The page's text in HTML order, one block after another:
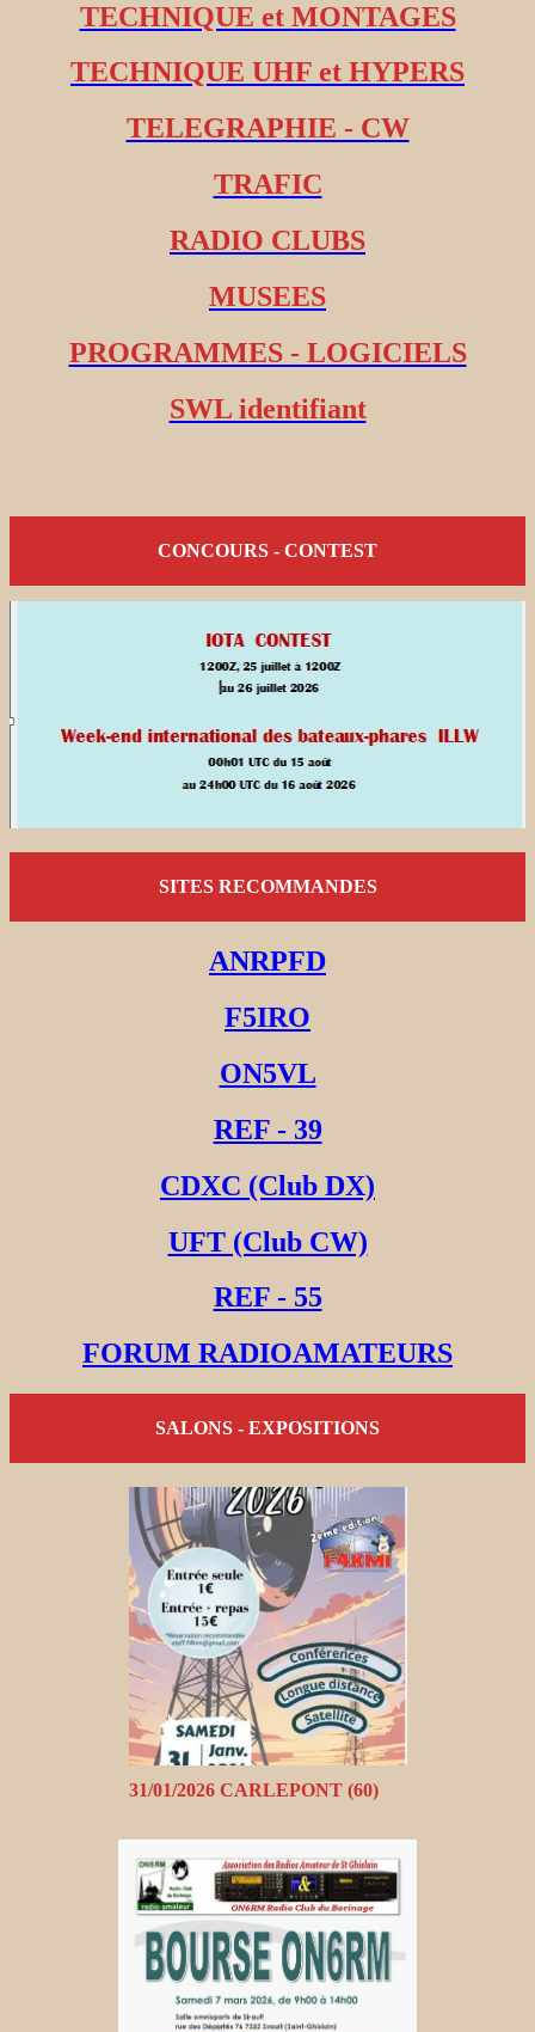
TECHNIQUE et MONTAGES
TECHNIQUE UHF et HYPERS
TELEGRAPHIE - CW
TRAFIC
RADIO CLUBS
MUSEES
PROGRAMMES - LOGICIELS
SWL identifiant
CONCOURS - CONTEST
SITES RECOMMANDES
ANRPFD
F5IRO
ON5VL
REF - 39
CDXC (Club DX)
UFT (Club CW)
REF - 55
FORUM RADIOAMATEURS
SALONS - EXPOSITIONS
31/01/2026 CARLEPONT (60)